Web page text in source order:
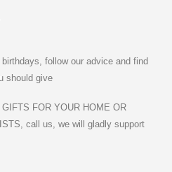
follow our advice and find
should give
FOR YOUR HOME OR
call us, we will gladly support